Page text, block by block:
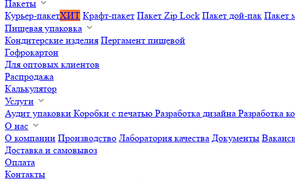
Пакеты
Курьер-пакетХИТ Крафт-пакет Пакет Zip Lock Пакет дой-пак Пакет
Пищевая упаковка
Кондитерские изделия Пергамент пищевой
Гофрокартон
Для оптовых клиентов
Распродажа
Калькулятор
Услуги
Аудит упаковки Коробки с печатью Разработка дизайна Разработка
О нас
О компании Производство Лаборатория качества Документы
Доставка и самовывоз
Оплата
Контакты